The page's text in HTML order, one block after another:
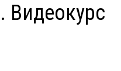
Видеокурс